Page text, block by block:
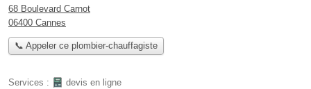
68 Boulevard Carnot
06400 Cannes
📞 Appeler ce plombier-chauffagiste
Services : devis en ligne